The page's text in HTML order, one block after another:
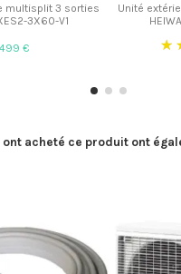
multisplit 3 sorties
3X60-V1
499 €
Unité
acheté ce produit ont